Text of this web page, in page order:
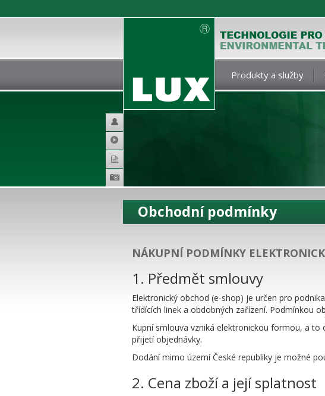
TECHNOLOGIE PRO
Produkty a služby
Obchodní podmínky
NÁKUPNÍ PODMÍNKY
1. Předmět smlouvy
Elektronický obchod (e-shop) je určen pro
třídících linek a obdobných zařízení. Podmínkou
Kupní smlouva vzniká elektronickou formou, a
přijetí objednávky.
Dodání mimo území České republiky je možné
2. Cena zboží a její splatnost